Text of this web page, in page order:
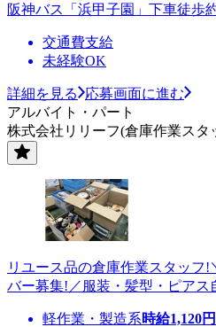
阪神バス「浜甲子園」下車徒歩
交通費支給
未経験OK
詳細を見る
応募画面に進む
アルバイト・パート
株式会社リリーフ(倉庫作業スタ
リユース品の倉庫作業スタッフ
バー募集!／服装・髪型・ピアス
軽作業・製造系時給1,120